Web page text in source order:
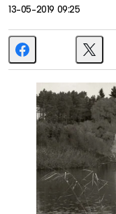
13-05-2019 09:25